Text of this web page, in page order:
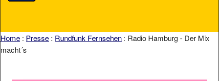
Home : Presse : Rundfunk Fernsehen : Radio Hamburg - Der Mix
macht´s